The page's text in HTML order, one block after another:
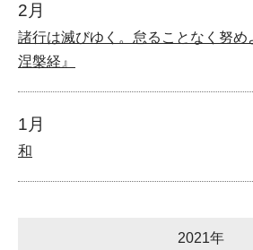
2月
諸行は滅びゆく。怠ることなく努
涅槃経』
1月
和
2021年